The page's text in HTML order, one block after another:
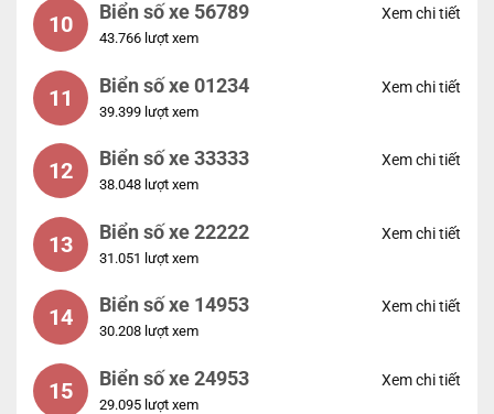
10 Biển số xe 56789
43.766 lượt xem
Xem chi tiết
11 Biển số xe 01234
39.399 lượt xem
Xem chi tiết
12 Biển số xe 33333
38.048 lượt xem
Xem chi tiết
13 Biển số xe 22222
31.051 lượt xem
Xem chi tiết
14 Biển số xe 14953
30.208 lượt xem
Xem chi tiết
15 Biển số xe 24953
29.095 lượt xem
Xem chi tiết